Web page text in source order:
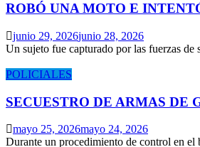
ROBÓ UNA MOTO E
junio 29, 2026junio 28, 2026
Un sujeto fue capturado por las fuerzas
POLICIALES
SECUESTRO DE ARMAS DE
mayo 25, 2026mayo 24, 2026
Durante un procedimiento de control en